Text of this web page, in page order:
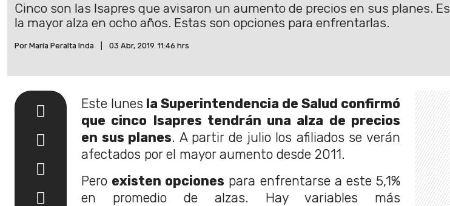
Cinco son las Isapres que avisaron un aumento de precios en sus planes. Es
la mayor alza en ocho años. Estas son opciones para enfrentarlas.
Por María Peralta Inda 03 Abr, 2019. 11:46 hrs
Este lunes la Superintendencia de Salud confirmó
que cinco Isapres tendrán una alza de precios
en sus planes. A partir de julio los afiliados se verán
afectados por el mayor aumento desde 2011.
Pero existen opciones para enfrentarse a este 5,1%
en promedio de alzas. Hay variables más